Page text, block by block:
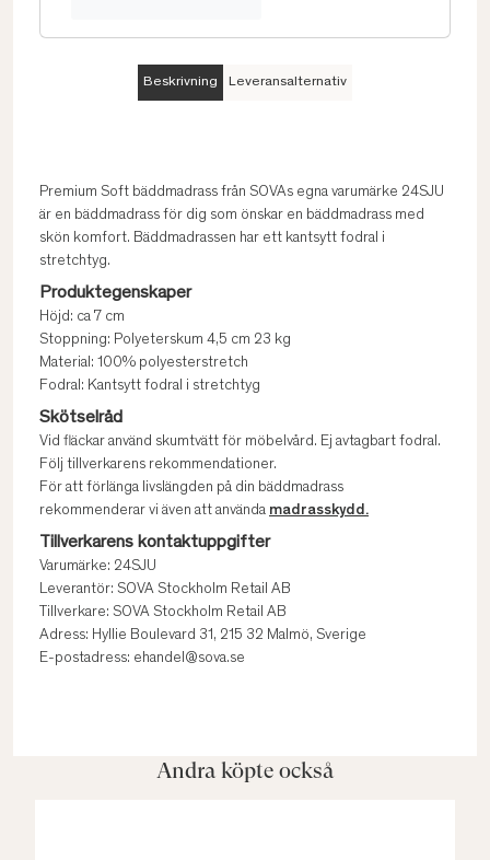
Beskrivning Leveransalternativ
Premium Soft bäddmadrass från SOVAs egna varumärke 24SJU
är en bäddmadrass för dig som önskar en bäddmadrass med
skön komfort. Bäddmadrassen har ett kantsytt fodral i
stretchtyg.
Produktegenskaper
Höjd: ca 7 cm
Stoppning: Polyeterskum 4,5 cm 23 kg
Material: 100% polyesterstretch
Fodral: Kantsytt fodral i stretchtyg
Skötselråd
Vid fläckar använd skumtvätt för möbelvård. Ej avtagbart fodral.
Följ tillverkarens rekommendationer.
För att förlänga livslängden på din bäddmadrass
rekommenderar vi även att använda madrasskydd.
Tillverkarens kontaktuppgifter
Varumärke: 24SJU
Leverantör: SOVA Stockholm Retail AB
Tillverkare: SOVA Stockholm Retail AB
Adress: Hyllie Boulevard 31, 215 32 Malmö, Sverige
E-postadress: ehandel@sova.se
Andra köpte också